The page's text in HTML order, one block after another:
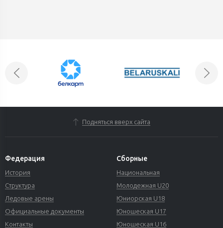
Подняться вверх сайта
Федерация
История
Структура
Ледовые арены
Официальные документы
Контакты
Сборные
Национальная
Молодежная U20
Юниорская U18
Юношеская U17
Юношеская U16